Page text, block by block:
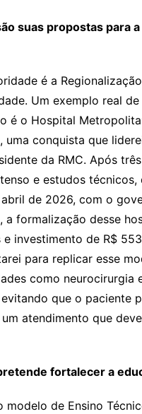
suas propostas para
é a
Um exemplo real de
é o Hospital
uma conquista que
da RMC. Após
e estudos técnicos,
de 2026, com o
a formalização desse
investimento de R$
para replicar esse
como neurocirurgia
que o paciente
atendimento que
fortalecer a
modelo de Ensino